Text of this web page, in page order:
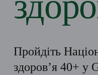
Пройдіть
здоров’я 40+ у